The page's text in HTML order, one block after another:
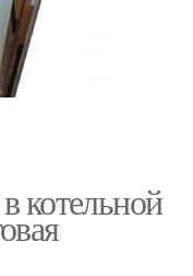
котельной